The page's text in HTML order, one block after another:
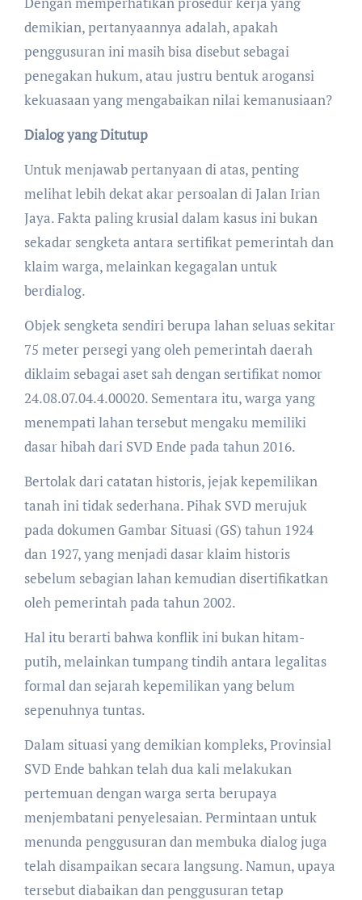
demikian, pertanyaannya adalah, apakah
penggusuran ini masih bisa disebut sebagai
penegakan hukum, atau justru bentuk arogansi
kekuasaan yang mengabaikan nilai kemanusiaan?
Dialog yang Ditutup
Untuk menjawab pertanyaan di atas, penting
melihat lebih dekat akar persoalan di Jalan Irian
Jaya. Fakta paling krusial dalam kasus ini bukan
sekadar sengketa antara sertifikat pemerintah dan
klaim warga, melainkan kegagalan untuk
berdialog.
Objek sengketa sendiri berupa lahan seluas sekitar
75 meter persegi yang oleh pemerintah daerah
diklaim sebagai aset sah dengan sertifikat nomor
24.08.07.04.4.00020. Sementara itu, warga yang
menempati lahan tersebut mengaku memiliki
dasar hibah dari SVD Ende pada tahun 2016.
Bertolak dari catatan historis, jejak kepemilikan
tanah ini tidak sederhana. Pihak SVD merujuk
pada dokumen Gambar Situasi (GS) tahun 1924
dan 1927, yang menjadi dasar klaim historis
sebelum sebagian lahan kemudian disertifikatkan
oleh pemerintah pada tahun 2002.
Hal itu berarti bahwa konflik ini bukan hitam-
putih, melainkan tumpang tindih antara legalitas
formal dan sejarah kepemilikan yang belum
sepenuhnya tuntas.
Dalam situasi yang demikian kompleks, Provinsial
SVD Ende bahkan telah dua kali melakukan
pertemuan dengan warga serta berupaya
menjembatani penyelesaian. Permintaan untuk
menunda penggusuran dan membuka dialog juga
telah disampaikan secara langsung. Namun, upaya
tersebut diabaikan dan penggusuran tetap